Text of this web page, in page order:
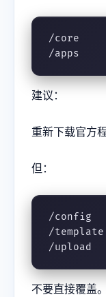
/core
/apps
建议：
重新下载官方
但：
/config
/template
/upload
不要直接覆盖。